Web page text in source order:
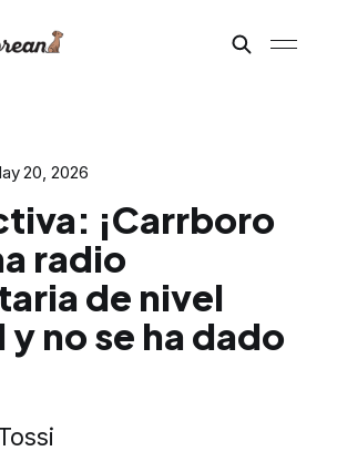
20, 2026
¡Carrboro
radio
de nivel
no se ha dado